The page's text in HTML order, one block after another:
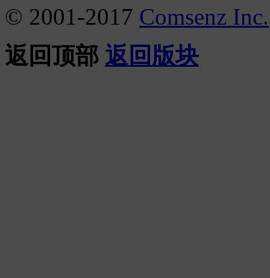
© 2001-2017 Comsenz Inc.
返回顶部 返回版块